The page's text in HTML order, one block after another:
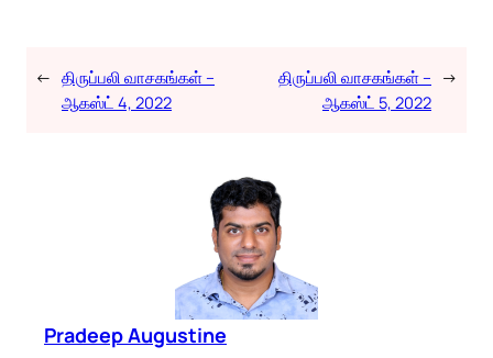
← திருப்பலி வாசகங்கள் –
ஆகஸ்ட் 4, 2022
திருப்பலி வாசகங்கள் –
ஆகஸ்ட் 5, 2022
→
Pradeep Augustine